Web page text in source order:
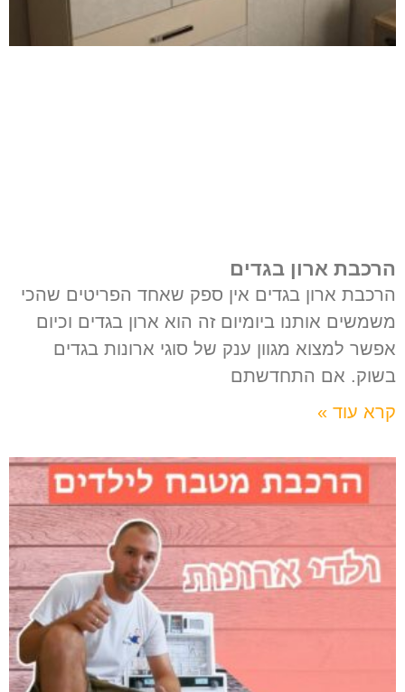
הרכבת ארון בגדים
הרכבת ארון בגדים אין ספק שאחד הפריטים שהכי
משמשים אותנו ביומיום זה הוא ארון בגדים וכיום
אפשר למצוא מגוון ענק של סוגי ארונות בגדים
בשוק. אם התחדשתם
קרא עוד »